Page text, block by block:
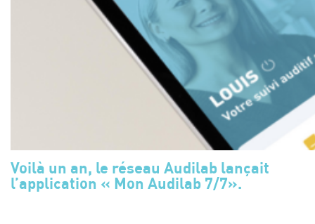
Voilà un an, le réseau Audilab lançait
l’application « Mon Audilab 7/7».